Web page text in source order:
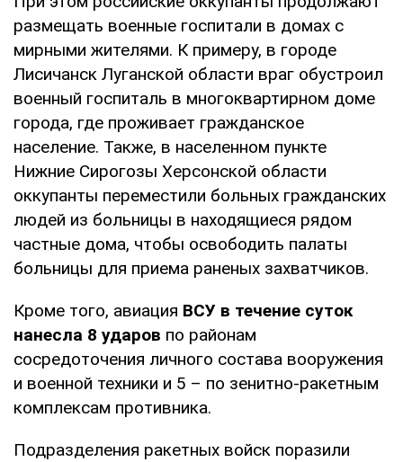
размещать военные госпитали в домах с
мирными жителями. К примеру, в городе
Лисичанск Луганской области враг обустроил
военный госпиталь в многоквартирном доме
города, где проживает гражданское
население. Также, в населенном пункте
Нижние Сирогозы Херсонской области
оккупанты переместили больных гражданских
людей из больницы в находящиеся рядом
частные дома, чтобы освободить палаты
больницы для приема раненых захватчиков.
Кроме того, авиация ВСУ в течение суток
нанесла 8 ударов по районам
сосредоточения личного состава вооружения
и военной техники и 5 – по зенитно-ракетным
комплексам противника.
Подразделения ракетных войск поразили